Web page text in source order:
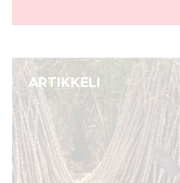
ARTIKKELI